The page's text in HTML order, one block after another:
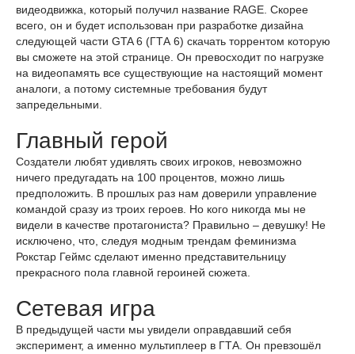
видеодвижка, который получил название RAGE. Скорее
всего, он и будет использован при разработке дизайна
следующей части GTA 6 (ГТА 6) скачать торрентом которую
вы сможете на этой странице. Он превосходит по нагрузке
на видеопамять все существующие на настоящий момент
аналоги, а потому системные требования будут
запредельными.
Главный герой
Создатели любят удивлять своих игроков, невозможно
ничего предугадать на 100 процентов, можно лишь
предположить. В прошлых раз нам доверили управление
командой сразу из троих героев. Но кого никогда мы не
видели в качестве протагониста? Правильно – девушку! Не
исключено, что, следуя модным трендам феминизма
Рокстар Геймс сделают именно представительницу
прекрасного пола главной героиней сюжета.
Сетевая игра
В предыдущей части мы увидели оправдавший себя
эксперимент, а именно мультиплеер в ГТА. Он превзошёл